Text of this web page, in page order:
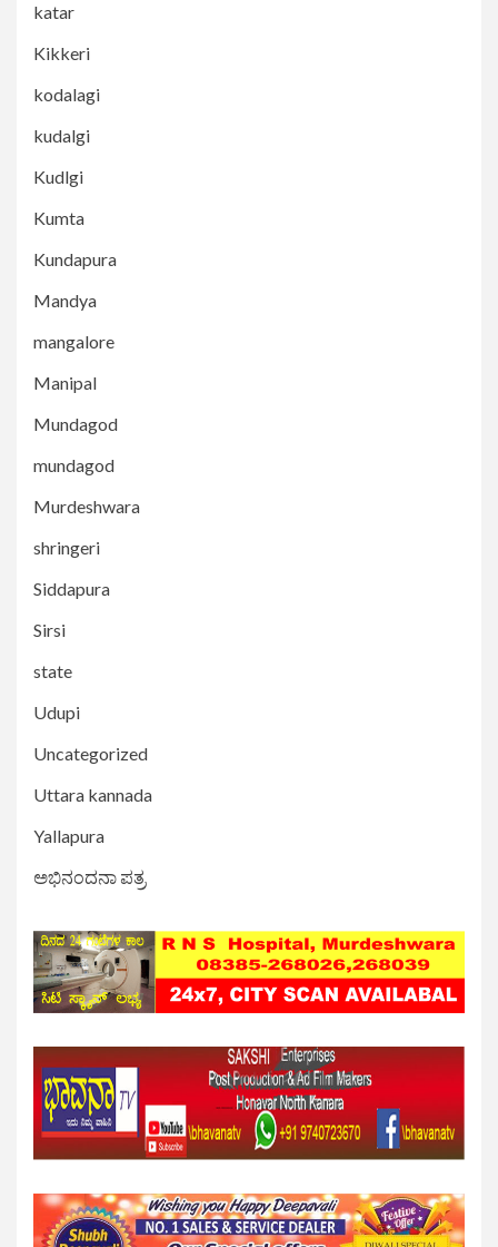
katar
Kikkeri
kodalagi
kudalgi
Kudlgi
Kumta
Kundapura
Mandya
mangalore
Manipal
Mundagod
mundagod
Murdeshwara
shringeri
Siddapura
Sirsi
state
Udupi
Uncategorized
Uttara kannada
Yallapura
ಅಭಿನಂದನಾ ಪತ್ರ